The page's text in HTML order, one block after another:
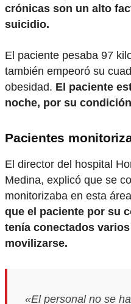
crónicas son un alto
suicidio.
El paciente pesaba 97
también empeoró su
obesidad. El paciente
noche, por su
Pacientes
El director del hospital
Medina, explicó que se
monitorizaba en esta
que el paciente por su
tenía conectados
movilizarse.
«El personal no se